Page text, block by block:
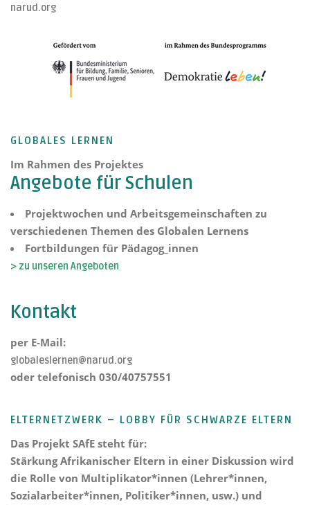
narud.org
GLOBALES LERNEN
Im Rahmen des Projektes
Angebote für Schulen
Projektwochen und Arbeitsgemeinschaften zu
verschiedenen Themen des Globalen Lernens
Fortbildungen für Pädagog_innen
> zu unseren Angeboten
Kontakt
per E-Mail:
globaleslernen@narud.org
oder telefonisch 030/40757551
ELTERNETZWERK – LOBBY FÜR SCHWARZE ELTERN
Das Projekt SAfE steht für:
Stärkung Afrikanischer Eltern in einer Diskussion wird
die Rolle von Multiplikator*innen (Lehrer*innen,
Sozialarbeiter*innen, Politiker*innen, usw.) und